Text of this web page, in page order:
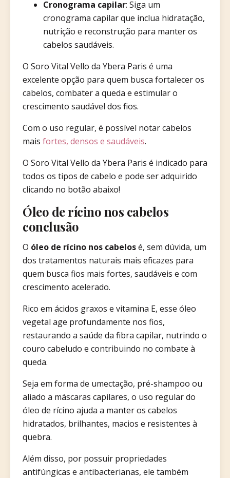
Cronograma capilar: Siga um
cronograma capilar que inclua hidratação,
nutrição e reconstrução para manter os
cabelos saudáveis.​
O Soro Vital Vello da Ybera Paris é uma
excelente opção para quem busca fortalecer os
cabelos, combater a queda e estimular o
crescimento saudável dos fios.
Com o uso regular, é possível notar cabelos
mais fortes, densos e saudáveis.
O Soro Vital Vello da Ybera Paris é indicado para
todos os tipos de cabelo e pode ser adquirido
clicando no botão abaixo!
Óleo de rícino nos cabelos
conclusão
O óleo de rícino nos cabelosé, sem dúvida, um
dos tratamentos naturais mais eficazes para
quem busca fios mais fortes, saudáveis e com
crescimento acelerado.
Rico em ácidos graxos e vitamina E, esse óleo
vegetal age profundamente nos fios,
restaurando a saúde da fibra capilar, nutrindo o
couro cabeludo e contribuindo no combate à
queda.
Seja em forma de umectação, pré-shampoo ou
aliado a máscaras capilares, o uso regular do
óleo de rícino ajuda a manter os cabelos
hidratados, brilhantes, macios e resistentes à
quebra.
Além disso, por possuir propriedades
antifúngicas e antibacterianas, ele também